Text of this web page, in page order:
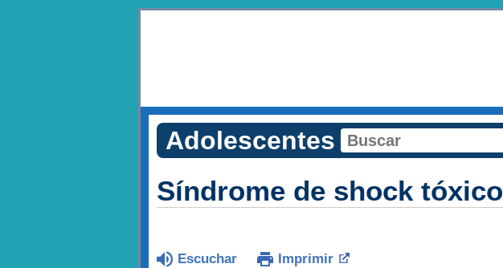
Adolescentes
Síndrome de shock tóxico
Escuchar Imprimir